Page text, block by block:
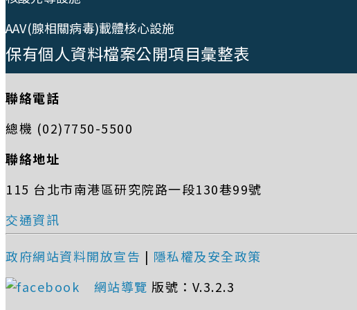
AAV(腺相關病毒)載體核心設施
保有個人資料檔案公開項目彙整表
聯絡電話
總機 (02)7750-5500
聯絡地址
115 台北市南港區研究院路一段130巷99號
交通資訊
政府網站資料開放宣告 | 隱私權及安全政策
網站導覽 版號：V.3.2.3